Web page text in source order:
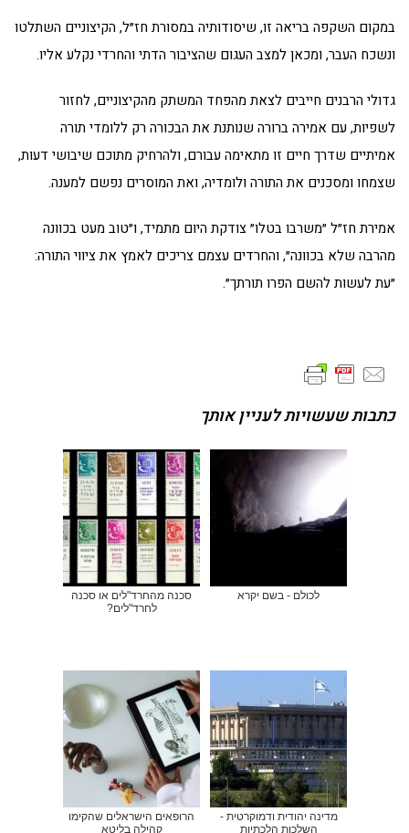
במקום השקפה בריאה זו, שיסודותיה במסורת חז״ל, הקיצוניים השתלטו
ונשכח העבר, ומכאן למצב העגום שהציבור הדתי והחרדי נקלע אליו.
גדולי הרבנים חייבים לצאת מהפחד המשתק מהקיצוניים, לחזור
לשפיות, עם אמירה ברורה שנותנת את הבכורה רק ללומדי תורה
אמיתיים שדרך חיים זו מתאימה עבורם, ולהרחיק מתוכם שיבושי דעות,
שצמחו ומסכנים את התורה ולומדיה, ואת המוסרים נפשם למענה.
אמירת חז״ל ״משרבו בטלו״ צודקת היום מתמיד, ו״טוב מעט בכוונה
מהרבה שלא בכוונה״, והחרדים עצמם צריכים לאמץ את ציווי התורה:
״עת לעשות להשם הפרו תורתך״.
כתבות שעשויות לעניין אותך
לכולם - בשם יקרא
סכנה מהחרד"לים או סכנה
לחרד"לים?
מדינה יהודית ודמוקרטית -
השלכות הלכתיות
הרופאים הישראלים שהקימו
קהילה בליטא